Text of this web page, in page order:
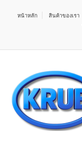
หน้าหลัก สินค้าของเรา